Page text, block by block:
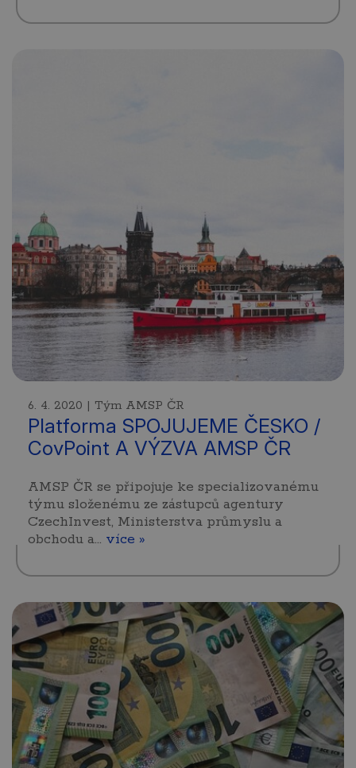
6. 4. 2020 | Tým AMSP ČR
Platforma SPOJUJEME ČESKO /
CovPoint A VÝZVA AMSP ČR
AMSP ČR se připojuje ke specializovanému
týmu složenému ze zástupců agentury
CzechInvest, Ministerstva průmyslu a
obchodu a… více »